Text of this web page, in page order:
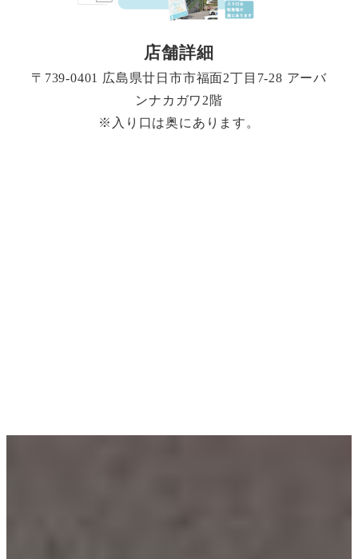
店舗詳細
〒739-0401 広島県廿日市市福面2丁目7-28 アーバ
ンナカガワ2階
※入り口は奥にあります。